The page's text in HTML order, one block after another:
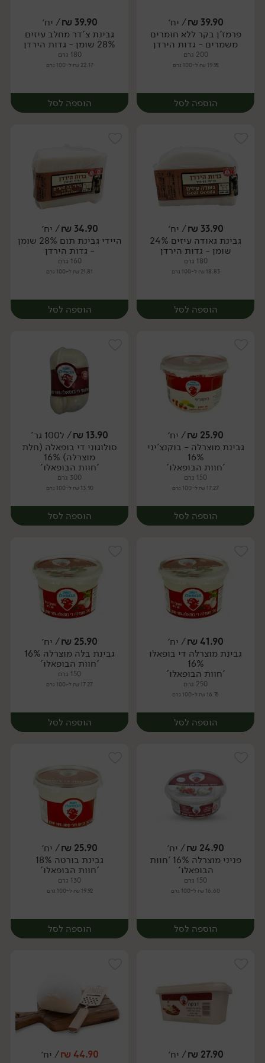
יח׳ יח׳
39.90
₪/ יח׳
פרמז'ן בקר ללא חומרים
משמרים - גדות הירדן
200 גרם
19.95 ₪ ל-100 גרם
הוספה לסל
יח׳
39.90
₪/ יח׳
גבינת צ'דר מחלב עיזים
28% שומן - גדות הירדן
180 גרם
22.17 ₪ ל-100 גרם
הוספה לסל
יח׳
33.90
₪/ יח׳
גבינת גאודה עיזים 24%
שומן - גדות הירדן
180 גרם
18.83 ₪ ל-100 גרם
הוספה לסל
יח׳
34.90
₪/ יח׳
היידי גבינת תום 28% שומן
- גדות הירדן
160 גרם
21.81 ₪ ל-100 גרם
הוספה לסל
יח׳
25.90
₪/ יח׳
גבינת מוצרלה - בוקנצ'יני
16%
'חוות הבופאלו'
150 גרם
17.27 ₪ ל-100 גרם
הוספה לסל
יח׳
13.90
₪/ ל100 גר'
סולוגוני די בופאלה (חלת
מוצרלה) 16%
'חוות הבופאלו'
300 גרם
13.90 ₪ ל-100 גרם
הוספה לסל
יח׳
41.90
₪/ יח׳
גבינת מוצרלה די בופאלו
16%
'חוות הבופאלו'
250 גרם
16.76 ₪ ל-100 גרם
הוספה לסל
יח׳
25.90
₪/ יח׳
גבינת בלה מוצרלה 16%
'חוות הבופאלו'
150 גרם
17.27 ₪ ל-100 גרם
הוספה לסל
יח׳
24.90
₪/ יח׳
פניני מוצרלה 16% 'חוות
הבופאלו'
150 גרם
16.60 ₪ ל-100 גרם
הוספה לסל
25.90
₪/ יח׳
גבינת בורטה 18%
'חוות הבופאלו'
130 גרם
19.92 ₪ ל-100 גרם
הוספה לסל
27.90
₪/ יח׳
44.90
₪/ יח׳